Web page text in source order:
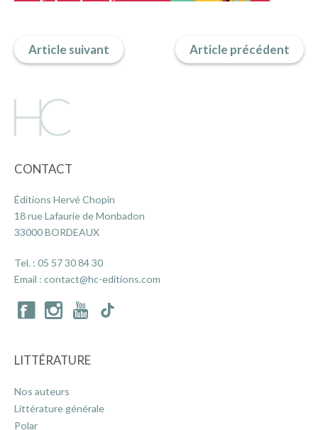
HORS COLLECTION
Article suivant Article précédent
CONTACT
Éditions Hervé Chopin
18 rue Lafaurie de Monbadon
33000 BORDEAUX
Tel. : 05 57 30 84 30
Email : contact@hc-editions.com
LITTÉRATURE
Nos auteurs
Littérature générale
Polar